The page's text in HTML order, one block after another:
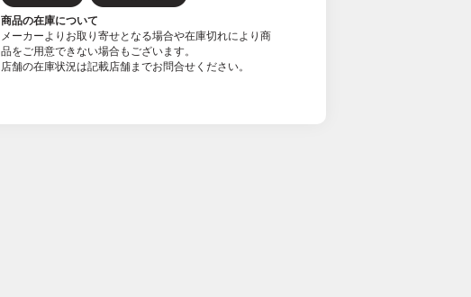
商品の在庫について
メーカーよりお取り寄せとなる場合や在庫切れにより商
品をご用意できない場合もございます。
店舗の在庫状況は記載店舗までお問合せください。